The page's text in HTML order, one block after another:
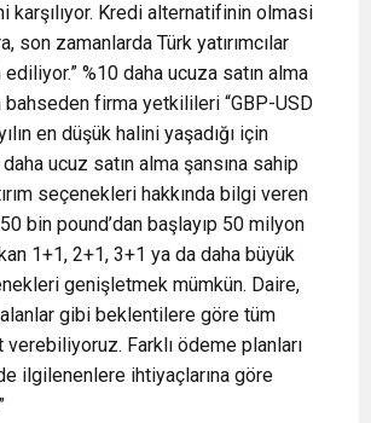
karşılıyor. Kredi alternatifinin olmasi
son zamanlarda Türk yatırımcılar
%10 daha ucuza satın alma
bahseden firma yetkilileri “GBP-USD
en düşük halini yaşadığı için
daha ucuz satın alma şansına sahip
seçenekleri hakkında bilgi veren
bin pound’dan başlayıp 50 milyon
1+1, 2+1, 3+1 ya da daha büyük
genişletmek mümkün. Daire,
gibi beklentilere göre tüm
Farklı ödeme planları
ilgilenenlere ihtiyaçlarına göre